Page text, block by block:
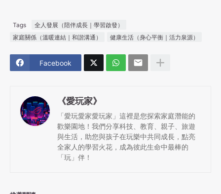
Tags
全人發展（陪伴成長｜學習啟發）
家庭關係（溫暖連結｜和諧溝通）
健康生活（身心平衡｜活力泉源）
Facebook
《愛玩家》
「愛玩愛家愛玩家」這裡是您探索家庭潛能的
歡樂園地！我們分享科技、教育、親子、旅遊
與生活，助您與孩子在玩樂中共同成長，點亮
全家人的學習火花，成為彼此生命中最棒的
「玩」伴！